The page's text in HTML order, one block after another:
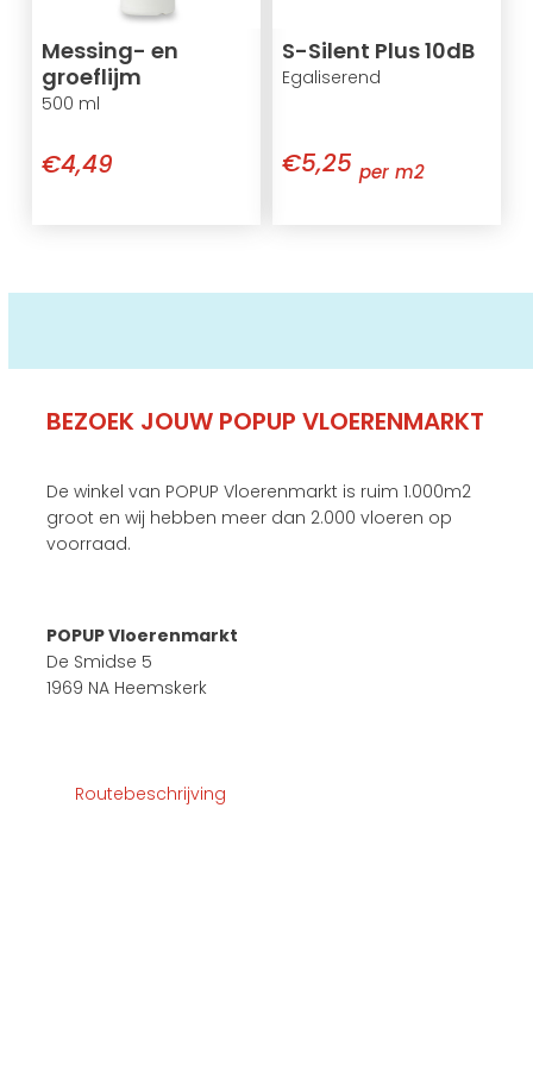
Messing- en
groeflijm
500 ml
€4,49
S-Silent Plus 10dB
Egaliserend
€5,25 per m2
BEZOEK JOUW POPUP VLOERENMARKT
De winkel van POPUP Vloerenmarkt is ruim 1.000m2
groot en wij hebben meer dan 2.000 vloeren op
voorraad.
POPUP Vloerenmarkt
De Smidse 5
1969 NA Heemskerk
Routebeschrijving